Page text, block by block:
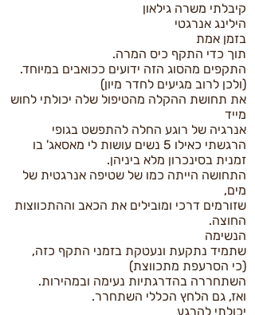
קיבלתי משרה גילאון
הילינג אנרגטי
בזמן אמת
תוך כדי התקף כיס המרה.
התקפים מהסוג הזה ידועים ככואבים במיוחד.
(ולכן לרוב מגיעים לחדר מיון)
את תחושת ההקלה מהטיפול שלה יכולתי לחוש
מייד
אנרגיה של רוגע החלה להתפשט בגופי
הרגשתי כאילו 5 נשים עושות לי מאסאג' בו
זמנית בסינכרון מלא ביניהן.
התחושה הייתה כמו של שטיפה אנרגטית של
מים,
שזורמים דרכי ומובילים את הכאב וההתכווצות
החוצה.
הנשימה
שתמיד נתקעת ונעטקת בזמני התקף כזה,
(כי הסרעפת מתכווצת)
השתחררה בהדרגתיות נעימה ובמהירות.
ואז, גם הלחץ הכללי השתחרר.
יכולתי להרגע